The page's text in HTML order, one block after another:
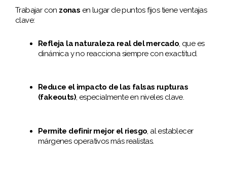
Trabajar con zonas en lugar de puntos fijos tiene ventajas
clave:
Refleja la naturaleza real del mercado, que es
dinámica y no reacciona siempre con exactitud.
Reduce el impacto de las falsas rupturas
(fakeouts), especialmente en niveles clave.
Permite definir mejor el riesgo , al establecer
márgenes operativos más realistas.